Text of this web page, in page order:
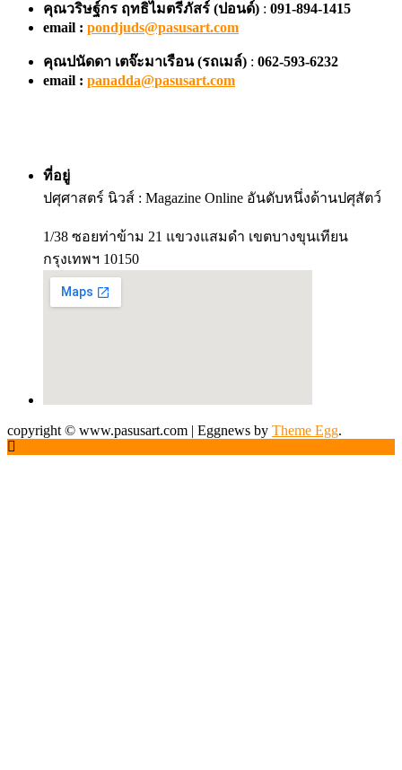
คุณวริษฐ์กร ฤทธิไมตรีภัสร์ (ปอนด์) : 091-894-1415
email : pondjuds@pasusart.com
คุณปนัดดา เตจ๊ะมาเรือน (รถเมล์) : 062-593-6232
email : panadda@pasusart.com
ที่อยู่
ปศุศาสตร์ นิวส์ : Magazine Online อันดับหนึ่งด้านปศุสัตว์
1/38 ซอยท่าข้าม 21 แขวงแสมดำ เขตบางขุนเทียน
กรุงเทพฯ 10150
copyright © www.pasusart.com | Eggnews by Theme Egg.